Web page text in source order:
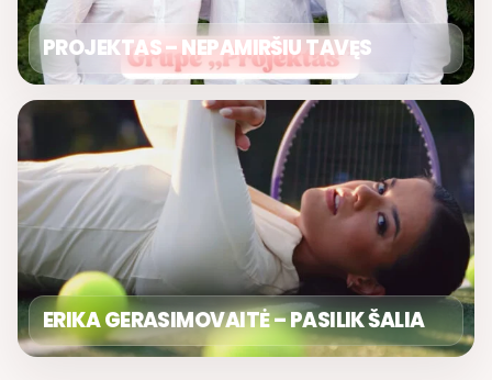
PROJEKTAS – NEPAMIRŠIU TAVĘS
ERIKA GERASIMOVAITĖ – PASILIK ŠALIA